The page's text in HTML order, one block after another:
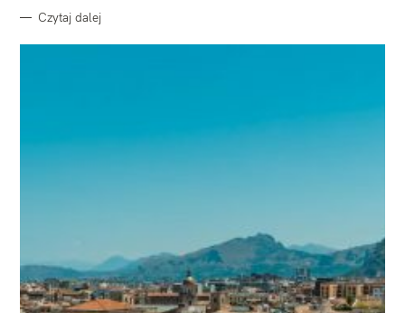
Czytaj dalej